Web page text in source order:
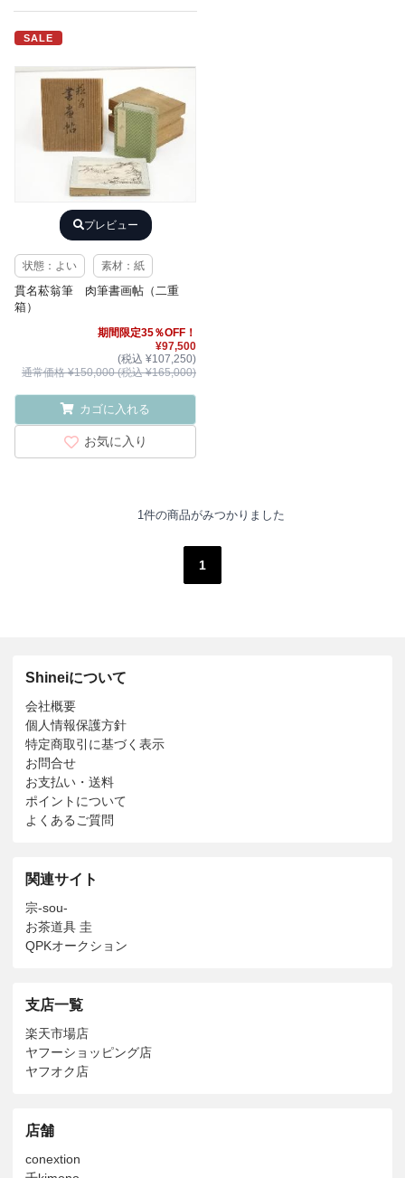
SALE
プレビュー
状態：よい 素材：紙
貫名菘翁筆 肉筆書画帖（二重
箱）
期間限定35％OFF！
¥97,500
(税込 ¥107,250)
通常価格 ¥150,000 (税込 ¥165,000)
カゴに入れる
お気に入り
1件の商品がみつかりました
1
Shineiについて
会社概要
個人情報保護方針
特定商取引に基づく表示
お問合せ
お支払い・送料
ポイントについて
よくあるご質問
関連サイト
宗-sou-
お茶道具 圭
QPKオークション
支店一覧
楽天市場店
ヤフーショッピング店
ヤフオク店
店舗
conextion